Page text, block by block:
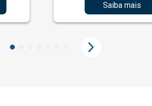
Saiba mais